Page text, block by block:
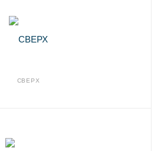
СВЕРХ